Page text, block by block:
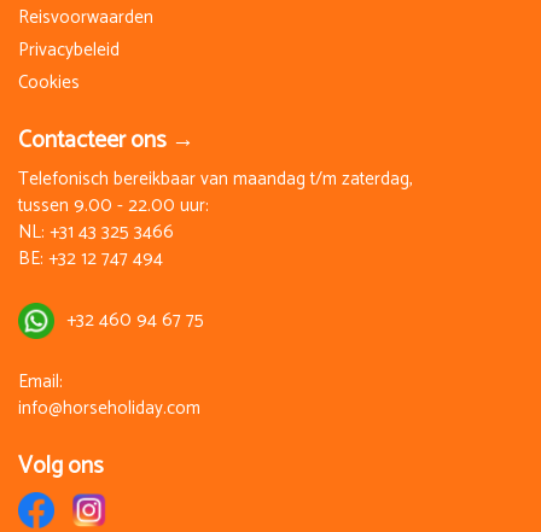
Reisvoorwaarden
Privacybeleid
Cookies
Contacteer ons →
Telefonisch bereikbaar van maandag t/m zaterdag,
tussen 9.00 - 22.00 uur:
NL: +31 43 325 3466
BE: +32 12 747 494
+32 460 94 67 75
Email:
info@horseholiday.com
Volg ons